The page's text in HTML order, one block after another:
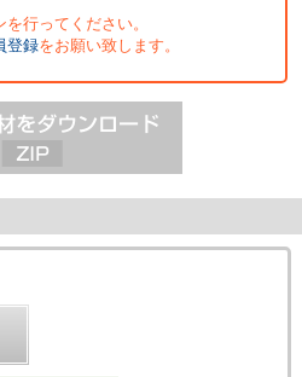
行ってください。
登録をお願い致します。